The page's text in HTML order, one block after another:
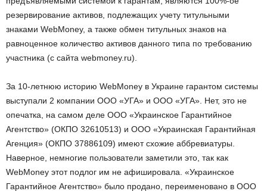
резервирование активов, подлежащих учету титульными
знаками WebMoney, а также обмен титульных знаков на
равноценное количество активов данного типа по требованию
участника (с сайта webmoney.ru).
За 10-летнюю историю WebMoney в Украине гарантом системы
выступали 2 компании ООО «УГА» и ООО «УГА». Нет, это не
опечатка, на самом деле ООО «Украинское Гарантийное
Агентство» (ОКПО 32610513) и ООО «Украинская Гарантийная
Агенция» (ОКПО 37886109) имеют схожие аббревиатуры.
Наверное, немногие пользователи заметили это, так как
WebMoney этот подлог им не афишировала. «Украинское
Гарантийное Агентство» было продано, переименовано в ООО